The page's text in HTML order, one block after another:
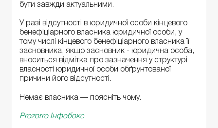
бути завжди актуальними.
У разі відсутності в юридичної особи кінцевого
бенефіціарного власника юридичної особи, у
тому числі кінцевого бенефіціарного власника її
засновника, якщо засновник - юридична особа,
вноситься відмітка про зазначення у структурі
власності юридичної особи обґрунтованої
причини його відсутності.
Немає власника — поясніть чому.
Prozorro Інфобокс